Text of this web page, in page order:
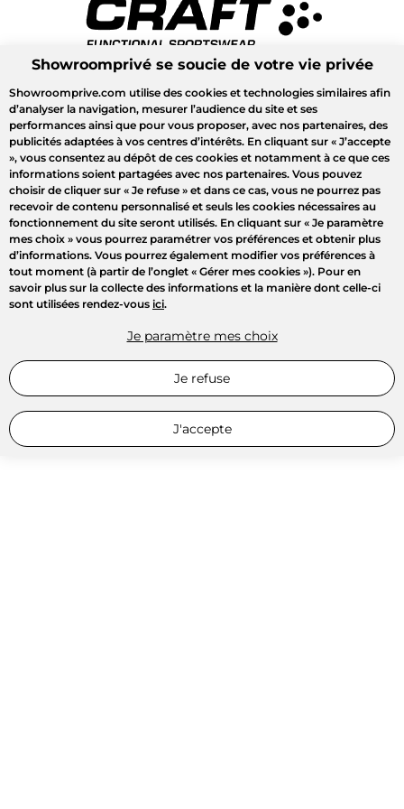
Showroomprivé se soucie de votre vie privée
Showroomprive.com utilise des cookies et technologies similaires afin
d’analyser la navigation, mesurer l’audience du site et ses
performances ainsi que pour vous proposer, avec nos partenaires, des
publicités adaptées à vos centres d’intérêts. En cliquant sur « J’accepte
», vous consentez au dépôt de ces cookies et notamment à ce que ces
informations soient partagées avec nos partenaires. Vous pouvez
choisir de cliquer sur « Je refuse » et dans ce cas, vous ne pourrez pas
recevoir de contenu personnalisé et seuls les cookies nécessaires au
fonctionnement du site seront utilisés. En cliquant sur « Je paramètre
mes choix » vous pourrez paramétrer vos préférences et obtenir plus
d’informations. Vous pourrez également modifier vos préférences à
tout moment (à partir de l’onglet « Gérer mes cookies »). Pour en
savoir plus sur la collecte des informations et la manière dont celle-ci
sont utilisées rendez-vous ici.
Je paramètre mes choix
Je refuse
J'accepte